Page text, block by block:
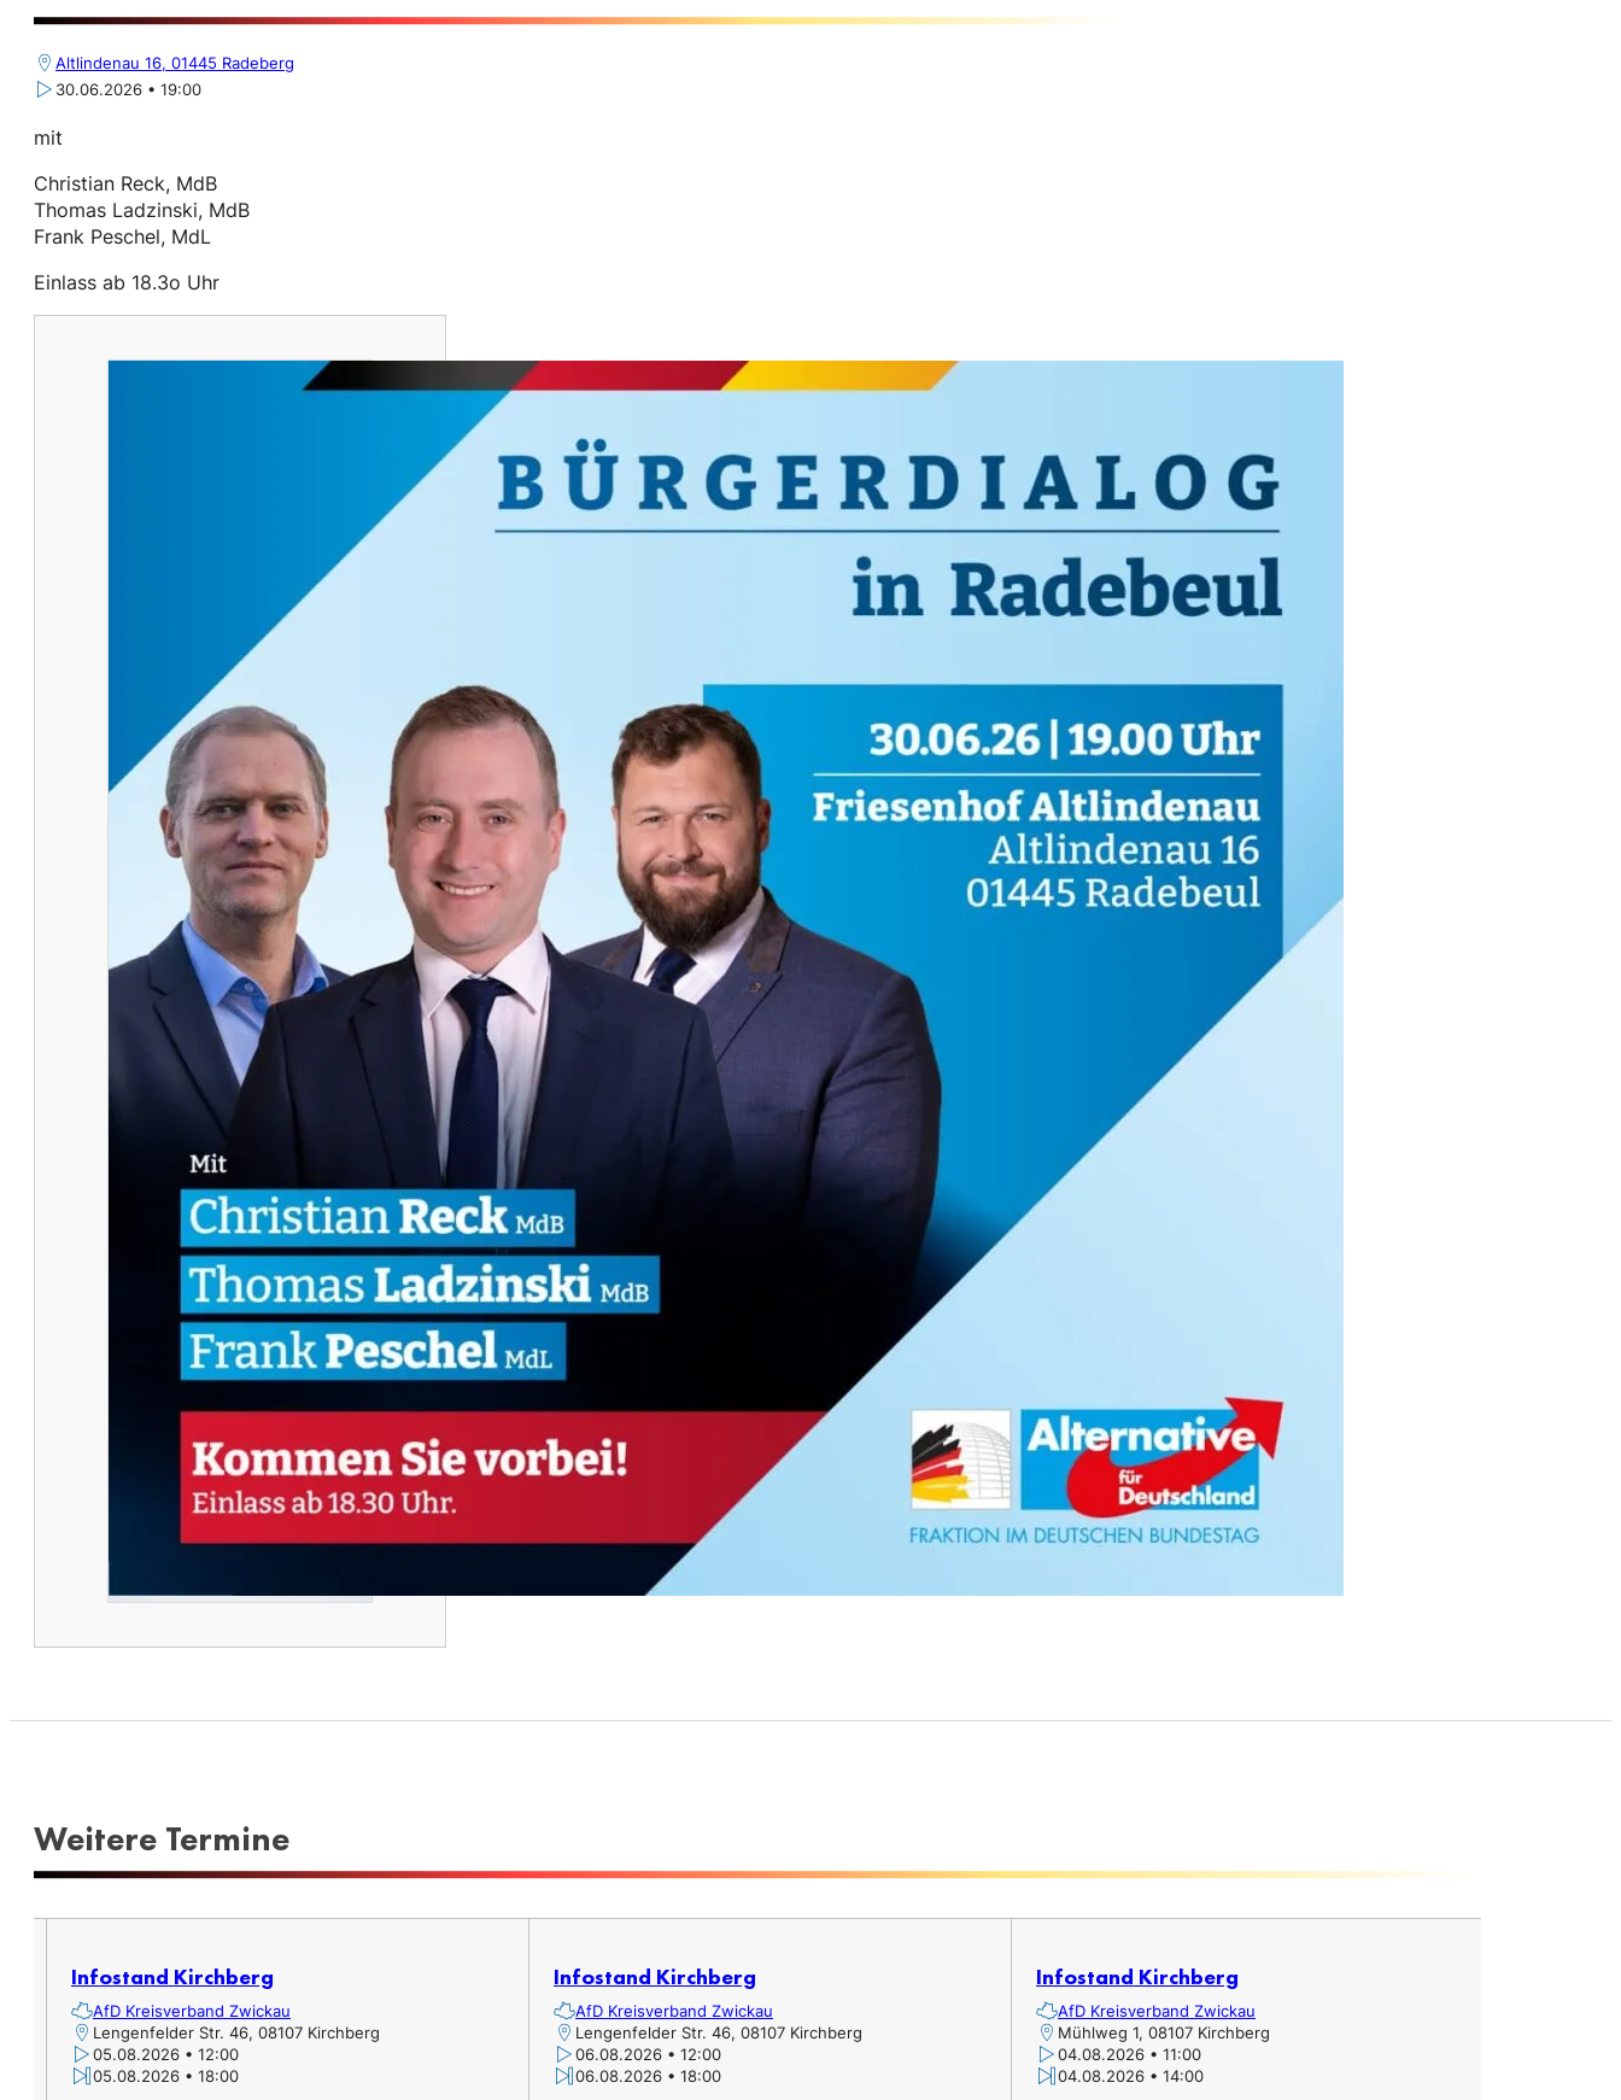
Altlindenau 16, 01445 Radeberg
30.06.2026 • 19:00
mit
Christian Reck, MdB
Thomas Ladzinski, MdB
Frank Peschel, MdL
Einlass ab 18.3o Uhr
Weitere Termine​
Infostand Kirchberg
AfD Kreisverband Zwickau
Lengenfelder Str. 46, 08107 Kirchberg
05.08.2026 • 12:00
05.08.2026 • 18:00
Infostand Kirchberg
AfD Kreisverband Zwickau
Lengenfelder Str. 46, 08107 Kirchberg
06.08.2026 • 12:00
06.08.2026 • 18:00
Infostand Kirchberg
AfD Kreisverband Zwickau
Mühlweg 1, 08107 Kirchberg
04.08.2026 • 11:00
04.08.2026 • 14:00